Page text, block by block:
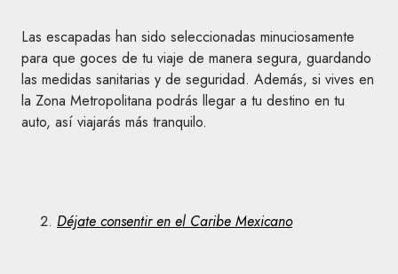
Las escapadas han sido seleccionadas minuciosamente
para que goces de tu viaje de manera segura, guardando
las medidas sanitarias y de seguridad. Además, si vives en
la Zona Metropolitana podrás llegar a tu destino en tu
auto, así viajarás más tranquilo.
Déjate consentir en el Caribe Mexicano